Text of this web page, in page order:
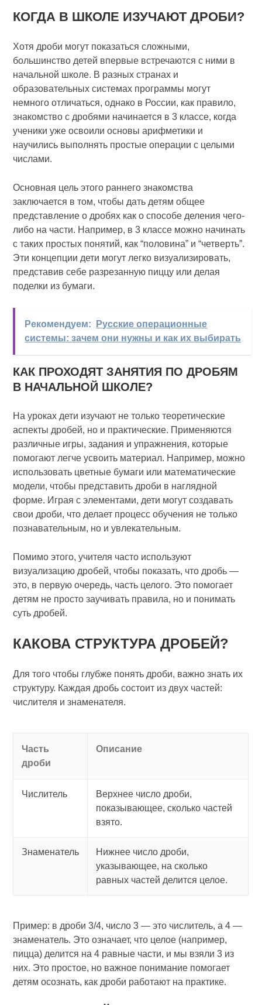
КОГДА В ШКОЛЕ ИЗУЧАЮТ ДРОБИ?
Хотя дроби могут показаться сложными,
большинство детей впервые встречаются с ними в
начальной школе. В разных странах и
образовательных системах программы могут
немного отличаться, однако в России, как правило,
знакомство с дробями начинается в 3 классе, когда
ученики уже освоили основы арифметики и
научились выполнять простые операции с целыми
числами.
Основная цель этого раннего знакомства
заключается в том, чтобы дать детям общее
представление о дробях как о способе деления чего-
либо на части. Например, в 3 классе можно начинать
с таких простых понятий, как “половина” и “четверть”.
Эти концепции дети могут легко визуализировать,
представив себе разрезанную пиццу или делая
поделки из бумаги.
Рекомендуем:
Русские операционные
системы: зачем они нужны и как их выбирать
КАК ПРОХОДЯТ ЗАНЯТИЯ ПО ДРОБЯМ
В НАЧАЛЬНОЙ ШКОЛЕ?
На уроках дети изучают не только теоретические
аспекты дробей, но и практические. Применяются
различные игры, задания и упражнения, которые
помогают легче усвоить материал. Например, можно
использовать цветные бумаги или математические
модели, чтобы представить дроби в наглядной
форме. Играя с элементами, дети могут создавать
свои дроби, что делает процесс обучения не только
познавательным, но и увлекательным.
Помимо этого, учителя часто используют
визуализацию дробей, чтобы показать, что дробь —
это, в первую очередь, часть целого. Это помогает
детям не просто заучивать правила, но и понимать
суть дробей.
КАКОВА СТРУКТУРА ДРОБЕЙ?
Для того чтобы глубже понять дроби, важно знать их
структуру. Каждая дробь состоит из двух частей:
числителя и знаменателя.
Часть
дроби
Описание
Числитель
Верхнее число дроби,
показывающее, сколько частей
взято.
Знаменатель
Нижнее число дроби,
указывающее, на сколько
равных частей делится целое.
Пример: в дроби 3/4, число 3 — это числитель, а 4 —
знаменатель. Это означает, что целое (например,
пицца) делится на 4 равные части, и мы взяли 3 из
них. Это простое, но важное понимание помогает
детям осознать, как дроби работают на практике.